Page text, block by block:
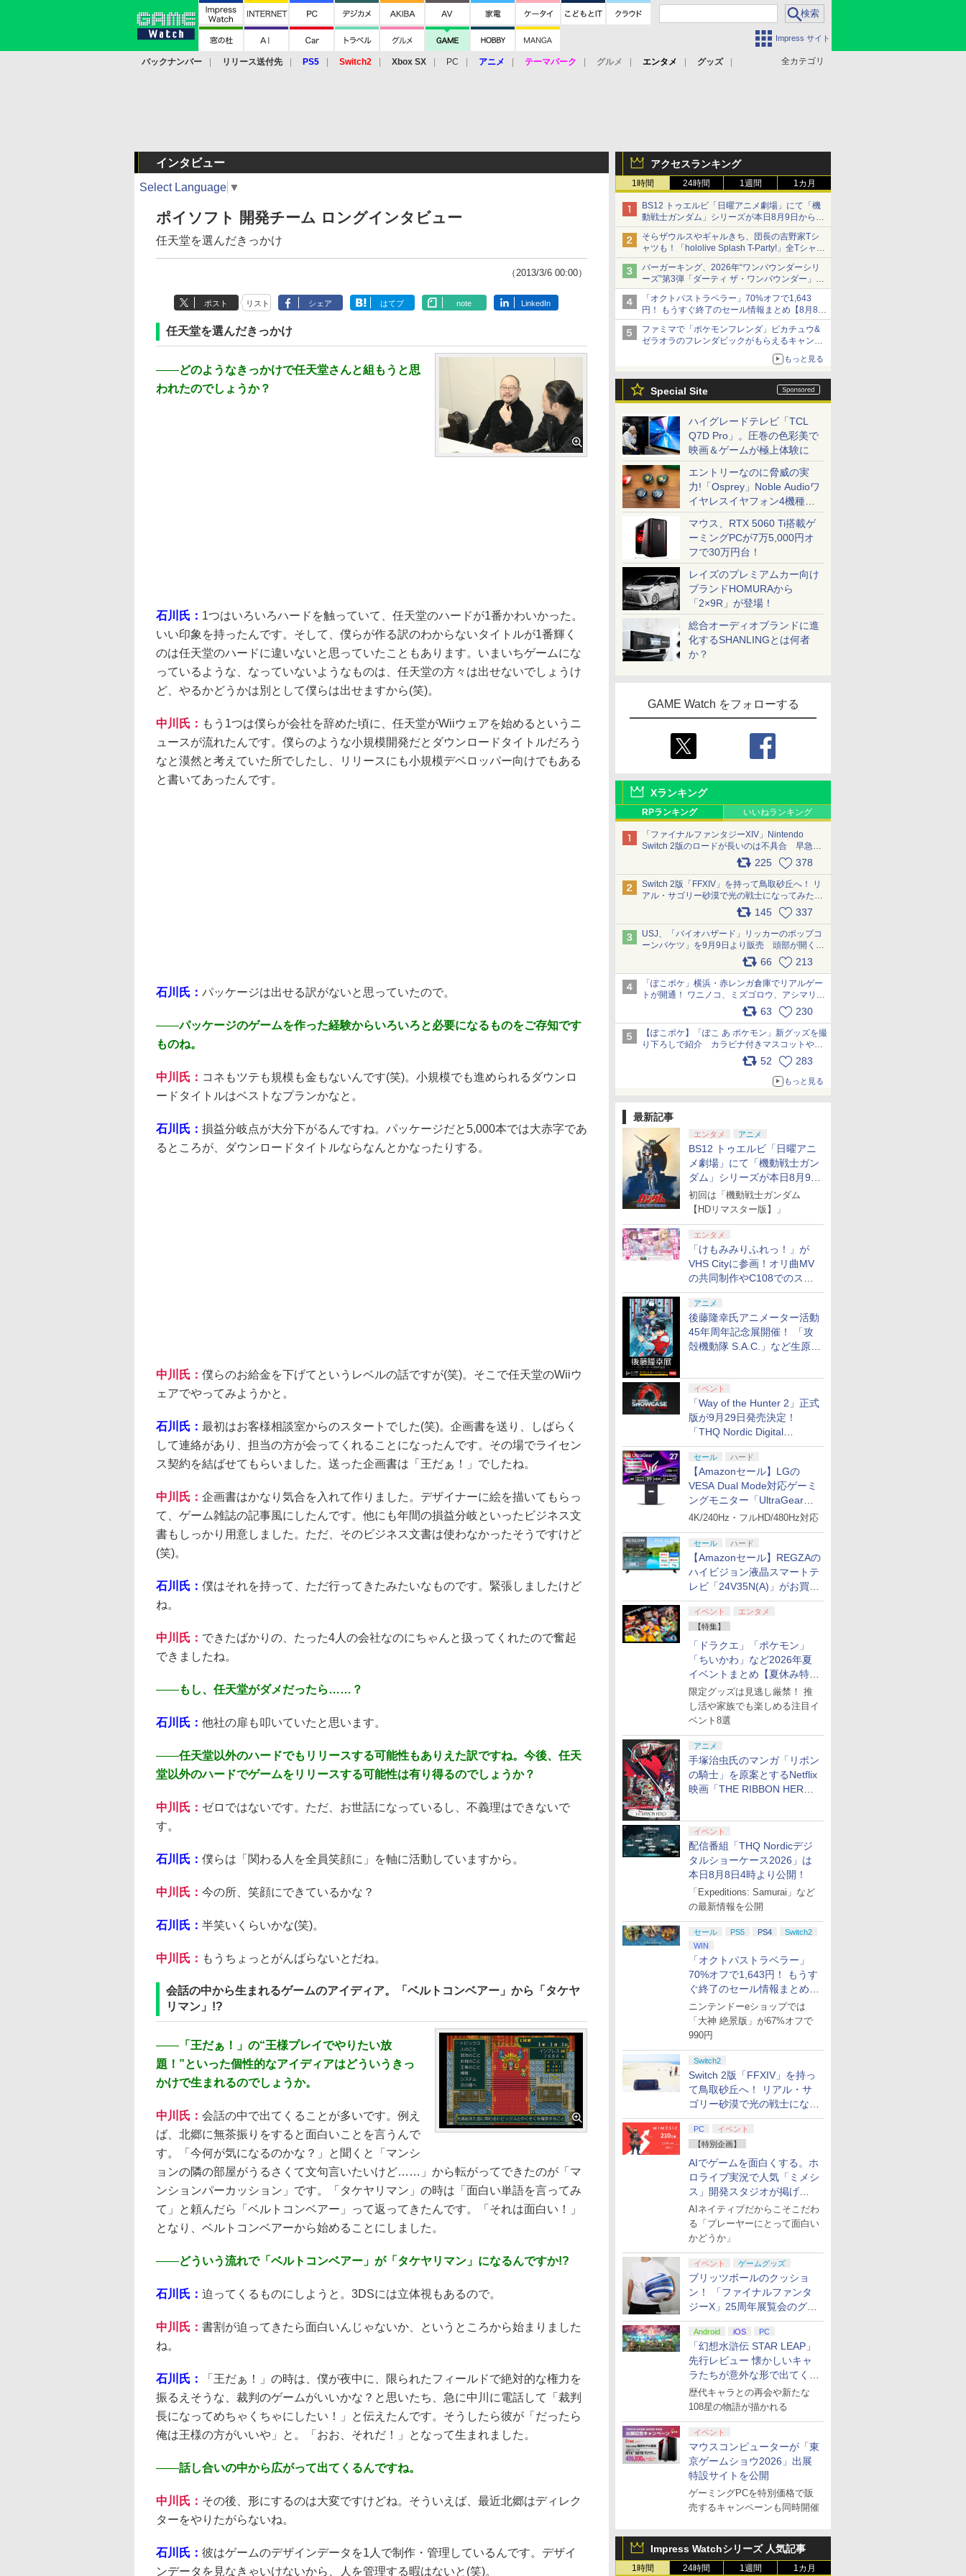
Impress サイト
全カテゴリ
バックナンバー リリース送付先 PS5 Switch2 Xbox SX PC アニメ テーマパーク グルメ エンタメ
グッズ
アクセスランキング
1時間 24時間 1週間 1カ月
BS12 トゥエルビ「日曜アニメ劇場」にて「機
動戦士ガンダム」シリーズが本日8月9日から8
週連続で放送
初回は「機動戦士ガンダム【HDリマスター
版】」
そらザウルスやギャルきち、団長の吉野家Tシ
ャツも！「hololive Splash T-Party!」全Tシャツ
ラインナップ公開＆オンライン販売開始
バーガーキング、2026年“ワンパウンダーシリ
ーズ”第3弾「ダーティ ザ・ワンパウンダー」を
8月7日発売
「特製ガーリックマヨソース」を使用した超大
型チーズバーガー
「オクトパストラベラー」70%オフで1,643
円！ もうすぐ終了のセール情報まとめ【8月8日
更新】
ニンテンドーeショップでは「大神 絶景版」が
67%オフで990円
ファミマで「ポケモンフレンダ」ピカチュウ&
ゼラオラのフレンダピックがもらえるキャンペ
もっと見る
Special Site
ハイグレードテレビ「TCL
Q7D Pro」。圧巻の色彩美で
映画＆ゲームが極上体験に
エントリーなのに脅威の実
力!「Osprey」Noble Audioワ
イヤレスイヤフォン4機種を
一気に聴く
マウス、RTX 5060 Ti搭載ゲ
ーミングPCが7万5,000円オ
フで30万円台！
レイズのプレミアムカー向け
ブランドHOMURAから
「2×9R」が登場！
総合オーディオブランドに進
化するSHANLINGとは何者
か？
GAME Watch をフォローする
Xランキング
RPランキング いいねランキング
「ファイナルファンタジーXIV」Nintendo
Switch 2版のロードが長いのは不具合 早急に
アップデートできるよう対応中225 378
Switch 2版「FFXIV」を持って鳥取砂丘へ！ リ
アル・サゴリー砂漠で光の戦士になってみた
145 337
USJ、「バイオハザード」リッカーのポップコ
ーンバケツ」を9月9日より販売 頭部が開く仕
組み。味は恐怖を堪のう「味噌フレーバー」
66 213
「ぽこポケ」横浜・赤レンガ倉庫でリアルゲー
トが開通！ ワニノコ、ミズゴロウ、アシマリ登
場シーンをレポート pic.x.com/LDgEByVl6D
63 230
【ぽこポケ】「ぽこ あ ポケモン」新グッズを撮
り下ろしで紹介 カラビナ付きマスコットやス
52 283
もっと見る
最新記事
エンタメ アニメ
BS12 トゥエルビ「日曜アニ
メ劇場」にて「機動戦士ガン
ダム」シリーズが本日8月9日
から8週連続で放送
初回は「機動戦士ガンダム
【HDリマスター版】」
エンタメ
「けもみみりふれっ！」が
VHS Cityに参画！オリ曲MV
の共同制作やC108でのスペ
シャルコラボ広告を掲出
アニメ
後藤隆幸氏アニメーター活動
45年周年記念展開催！ 「攻
殻機動隊 S.A.C.」など生原
イベント
「Way of the Hunter 2」正式
版が9月29日発売決定！
「THQ Nordic Digital
Showcase 2026」まとめ
セール ハード
【Amazonセール】LGの
VESA Dual Mode対応ゲーミ
ングモニター「UltraGear
27G850A-B」がお買い得！
4K/240Hz・フルHD/480Hz対応
セール ハード
【Amazonセール】REGZAの
ハイビジョン液晶スマートテ
レビ「24V35N(A)」がお買い
得！
イベント
エンタメ
【特集】
「ドラクエ」「ポケモン」
「ちいかわ」など2026年夏
イベントまとめ【夏休み特
集】
限定グッズは見逃し厳禁！ 推
し活や家族でも楽しめる注目イ
ベント8選
アニメ
手塚治虫氏のマンガ「リボン
の騎士」を原案とするNetflix
映画「THE RIBBON HERO
イベント
配信番組「THQ Nordicデジ
タルショーケース2026」は
本日8月8日4時より公開！
「Expeditions: Samurai」など
の最新情報を公開
セール PS5 PS4
Switch2
WIN
「オクトパストラベラー」
70%オフで1,643円！ もうす
ぐ終了のセール情報まとめ
【8月8日更新】
ニンテンドーeショップでは
「大神 絶景版」が67%オフで
990円
Switch2
Switch 2版「FFXIV」を持っ
て鳥取砂丘へ！ リアル・サ
ゴリー砂漠で光の戦士になっ
てみた
PC
イベント
【特別企画】
AIでゲームを面白くする。ホ
ロライブ実況で人気「ミメシ
ス」開発スタジオが掲げ
る“AI活用の信念”とは？【講
演レポート】
AIネイティブだからこそこだわ
る「プレーヤーにとって面白い
かどうか」
イベント ゲームグッズ
ブリッツボールのクッショ
ン！ 「ファイナルファンタ
ジーX」25周年展覧会のグッ
ズ情報が公開
Android iOS PC
「幻想水滸伝 STAR LEAP」
先行レビュー 懐かしいキャ
ラたちが意外な形で出てくる
シリーズ完全新作！
歴代キャラとの再会や新たな
108星の物語が描かれる
イベント
マウスコンピューターが「東
京ゲームショウ2026」出展
特設サイトを公開
ゲーミングPCを特別価格で販
売するキャンペーンも同時開催
Impress Watchシリーズ 人気記事
1時間 24時間 1週間 1カ月
インタビュー
Select Language ▼
ポイソフト 開発チーム ロングインタビュー
任天堂を選んだきっかけ
（2013/3/6 00:00）
ポスト リスト シェア はてブ note LinkedIn
任天堂を選んだきっかけ
――どのようなきっかけで任天堂さんと組もうと思
われたのでしょうか？
石川氏： 1つはいろいろハードを触っていて、任天堂のハードが1番かわいかった。
いい印象を持ったんです。そして、僕らが作る訳のわからないタイトルが1番輝く
のは任天堂のハードに違いないと思っていたこともあります。いまいちゲームにな
っているような、なっていないようなものは、任天堂の方々は出せないでしょうけ
ど、やるかどうかは別として僕らは出せますから(笑)。
中川氏： もう1つは僕らが会社を辞めた頃に、任天堂がWiiウェアを始めるというニ
ュースが流れたんです。僕らのような小規模開発だとダウンロードタイトルだろう
なと漠然と考えていた所でしたし、リリースにも小規模デベロッパー向けでもある
と書いてあったんです。
石川氏： パッケージは出せる訳がないと思っていたので。
――パッケージのゲームを作った経験からいろいろと必要になるものをご存知です
ものね。
中川氏： コネもツテも規模も金もないんです(笑)。小規模でも進められるダウンロ
ードタイトルはベストなプランかなと。
石川氏： 損益分岐点が大分下がるんですね。パッケージだと5,000本では大赤字であ
るところが、ダウンロードタイトルならなんとかなったりする。
中川氏： 僕らのお給金を下げてというレベルの話ですが(笑)。そこで任天堂のWiiウ
ェアでやってみようかと。
石川氏： 最初はお客様相談室からのスタートでした(笑)。企画書を送り、しばらく
して連絡があり、担当の方が会ってくれることになったんです。その場でライセン
ス契約を結ばせてもらいました。送った企画書は「王だぁ！」でしたね。
中川氏： 企画書はかなり気合を入れて作りました。デザイナーに絵を描いてもらっ
て、ゲーム雑誌の記事風にしたんです。他にも年間の損益分岐といったビジネス文
書もしっかり用意しました。ただ、そのビジネス文書は使わなかったそうですけど
(笑)。
石川氏： 僕はそれを持って、ただ行ってきたみたいなものです。緊張しましたけど
ね。
中川氏： できたばかりの、たった4人の会社なのにちゃんと扱ってくれたので奮起
できましたね。
――もし、任天堂がダメだったら……？
石川氏： 他社の扉も叩いていたと思います。
――任天堂以外のハードでもリリースする可能性もありえた訳ですね。今後、任天
堂以外のハードでゲームをリリースする可能性は有り得るのでしょうか？
中川氏： ゼロではないです。ただ、お世話になっているし、不義理はできないで
す。
石川氏： 僕らは「関わる人を全員笑顔に」を軸に活動していますから。
中川氏： 今の所、笑顔にできているかな？
石川氏： 半笑いくらいかな(笑)。
中川氏： もうちょっとがんばらないとだね。
会話の中から生まれるゲームのアイディア。「ベルトコンベアー」から「タケヤ
リマン」!?
―― 「王だぁ！」の“王様プレイでやりたい放
題！”といった個性的なアイディアはどういうきっ
かけで生まれるのでしょうか。
中川氏： 会話の中で出てくることが多いです。例え
ば、北郷に無茶振りをすると面白いことを言うんで
す。「今何が気になるのかな？」と聞くと「マンシ
ョンの隣の部屋がうるさくて文句言いたいけど……」から転がってできたのが「マ
ンションパーカッション」です。「タケヤリマン」の時は「面白い単語を言ってみ
て」と頼んだら「ベルトコンベアー」って返ってきたんです。「それは面白い！」
となり、ベルトコンベアーから始めることにしました。
――どういう流れで「ベルトコンベアー」が「タケヤリマン」になるんですか!?
石川氏： 迫ってくるものにしようと。3DSには立体視もあるので。
中川氏： 書割が迫ってきたら面白いんじゃないか、というところから始まりました
ね。
石川氏：
「王だぁ！」の時は、僕が夜中に、限られたフィールドで絶対的な権力を
振るえそうな、裁判のゲームがいいかな？と思いたち、急に中川に電話して「裁判
長になってめちゃくちゃにしたい！」と伝えたんです。そうしたら彼が「だったら
俺は王様の方がいいや」と。「おお、それだ！」となって生まれました。
――話し合いの中から広がって出てくるんですね。
中川氏： その後、形にするのは大変ですけどね。そういえば、最近北郷はディレク
ターをやりたがらないね。
石川氏： 彼はゲームのデザインデータを1人で制作・管理しているんです。デザイ
ンデータを見なきゃいけないから、人を管理する暇はないと(笑)。